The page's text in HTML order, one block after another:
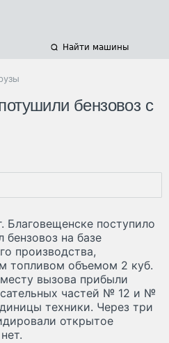
Найти машины
бензовоз с
поступило
бензовоз на базе
производства,
топливом объемом 2 куб.
вызова прибыли
частей № 12 и №
техники. Через три
открытое